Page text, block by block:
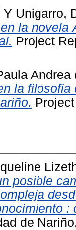
Y Unigarro,
la
Project
Andrea
la
posible
de